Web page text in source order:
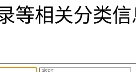
等相关分类